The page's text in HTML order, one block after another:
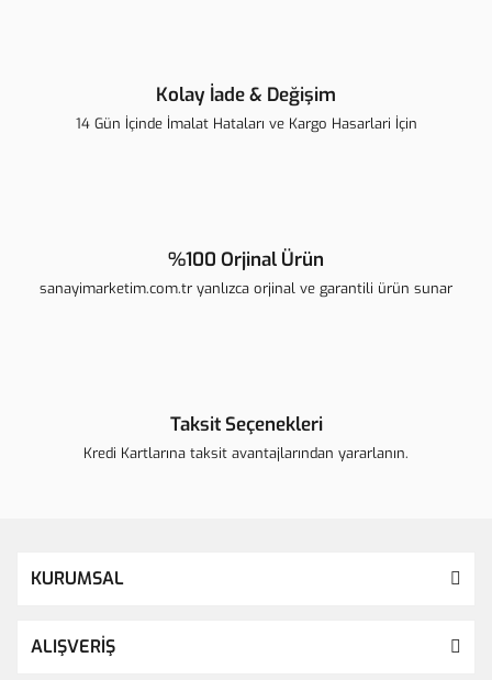
Kolay İade & Değişim
14 Gün İçinde İmalat Hataları ve Kargo Hasarlari İçin
%100 Orjinal Ürün
sanayimarketim.com.tr yanlızca orjinal ve garantili ürün sunar
Taksit Seçenekleri
Kredi Kartlarına taksit avantajlarından yararlanın.
KURUMSAL
ALIŞVERİŞ